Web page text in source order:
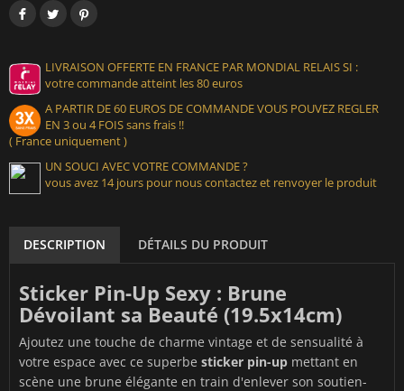
LIVRAISON OFFERTE EN FRANCE PAR MONDIAL RELAIS SI :
votre commande atteint les 80 euros
A PARTIR DE 60 EUROS DE COMMANDE VOUS POUVEZ REGLER
EN 3 ou 4 FOIS sans frais !!
( France uniquement )
UN SOUCI AVEC VOTRE COMMANDE ?
vous avez 14 jours pour nous contactez et renvoyer le produit
DESCRIPTION DÉTAILS DU PRODUIT
Sticker Pin-Up Sexy : Brune
Dévoilant sa Beauté (19.5x14cm)
Ajoutez une touche de charme vintage et de sensualité à
votre espace avec ce superbe sticker pin-up mettant en
scène une brune élégante en train d'enlever son soutien-